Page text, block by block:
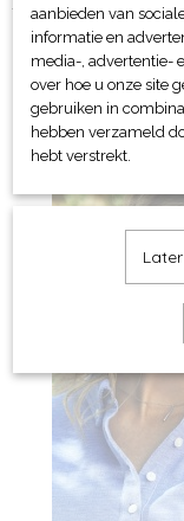
aanbieden van
informatie en
media-, advertentie-
over hoe u onze site
gebruiken in
hebben verzameld
hebt verstrekt.